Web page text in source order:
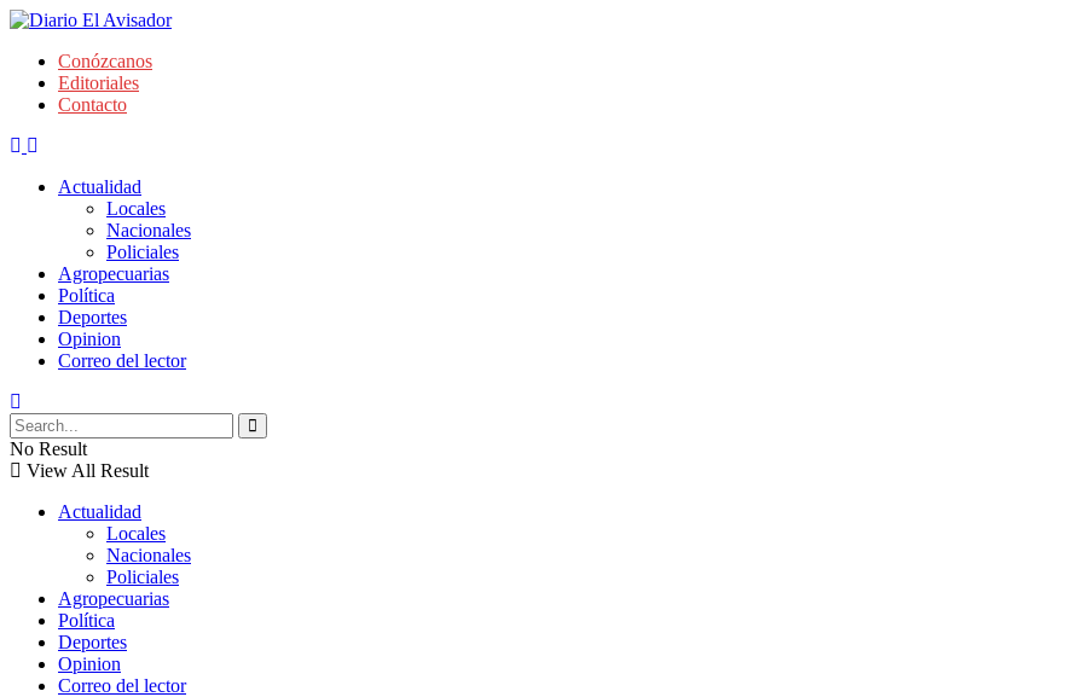
Conózcanos
Editoriales
Contacto
Actualidad
Locales
Nacionales
Policiales
Agropecuarias
Política
Deportes
Opinion
Correo del lector
No Result
View All Result
Actualidad
Locales
Nacionales
Policiales
Agropecuarias
Política
Deportes
Opinion
Correo del lector